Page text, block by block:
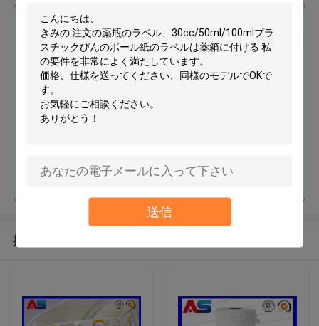
送信
注文の薬瓶のラベル、
30cc/50ml/100mlプラスチック
に付ける
続行
推薦されたプロダクト